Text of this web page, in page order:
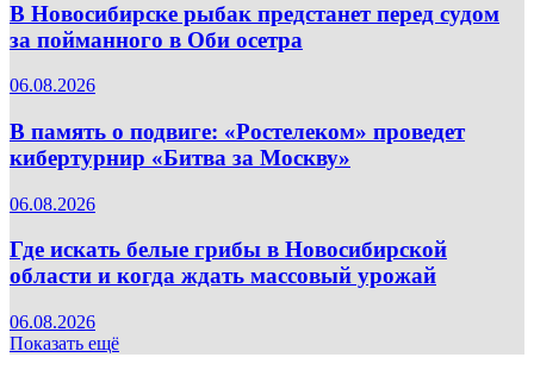
В Новосибирске рыбак предстанет перед судом
за пойманного в Оби осетра
06.08.2026
В память о подвиге: «Ростелеком» проведет
кибертурнир «Битва за Москву»
06.08.2026
Где искать белые грибы в Новосибирской
области и когда ждать массовый урожай
06.08.2026
Показать ещё